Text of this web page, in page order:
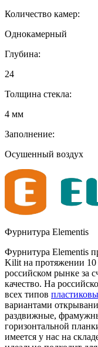
Количество камер:
Однокамерный
Глубина:
24
Толщина стекла:
4 мм
Заполнение:
Осушенный воздух
Фурнитура Elementis
Фурнитура Elementis
Kilit на протяжении 10
российском рынке за
качество. На
всех типов
вариантами
раздвижные,
горизонтальной
имеется у нас на